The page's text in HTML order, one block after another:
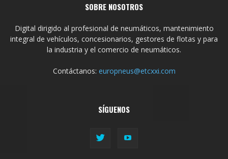
SOBRE NOSOTROS
Digital dirigido al profesional de neumáticos, mantenimiento
integral de vehículos, concesionarios, gestores de flotas y para
la industria y el comercio de neumáticos.
Contáctanos: europneus@etcxxi.com
SÍGUENOS